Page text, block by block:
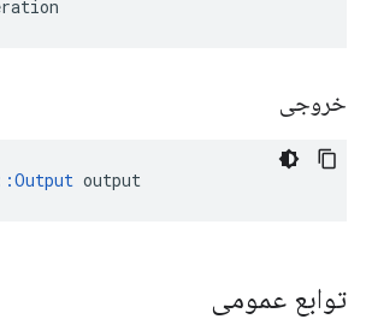
خروجی
output
توابع عمومی